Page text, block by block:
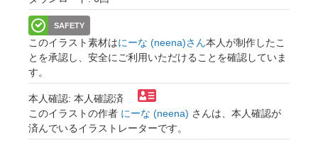
SAFETY
このイラスト素材はにーな (neena)さん本人が制作したこ
とを承認し、安全にご利用いただけることを確認していま
す。
本人確認: 本人確認済
このイラストの作者 にーな (neena) さんは、本人確認が
済んでいるイラストレーターです。